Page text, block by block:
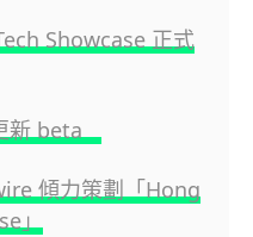
Showcase 正式
新 beta
傾力策劃「Hong
」